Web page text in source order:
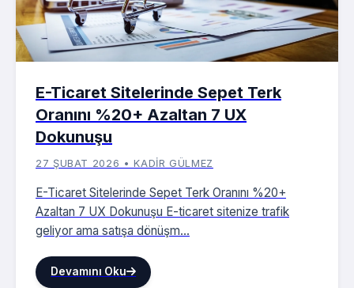
E-Ticaret Sitelerinde Sepet Terk
Oranını %20+ Azaltan 7 UX
Dokunuşu
27 ŞUBAT 2026 • KADIR GÜLMEZ
E-Ticaret Sitelerinde Sepet Terk Oranını %20+
Azaltan 7 UX Dokunuşu E-ticaret sitenize trafik
geliyor ama satışa dönüşm...
Devamını Oku